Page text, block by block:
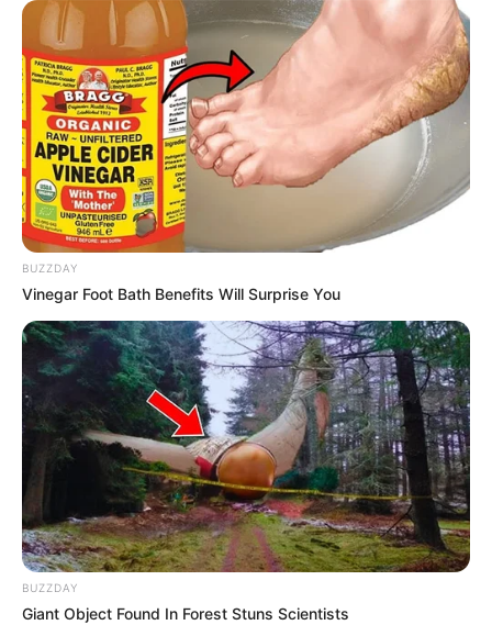
Tocó aplazar el paseo a la
playa: advierten de fuertes
vientos y grandes olas en
el Caribe
PLAYAS
¿Sirve hacer chichi en una
picadura de aguamala?
Experta le ahorra el
disgusto
PLAYAS
Llegaron las aguamalas a
las playas de Colombia:
ojo que ya se viene la
Semana Santa
GANADERO
Ganaderos del Caribe
alertan por caída del
BUZZDAY
Vinegar Foot Bath Benefits Will Surprise You
BUZZDAY
Giant Object Found In Forest Stuns Scientists